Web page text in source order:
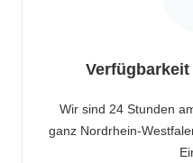
Wir sind 24 Stunden
ganz Nordrhein-